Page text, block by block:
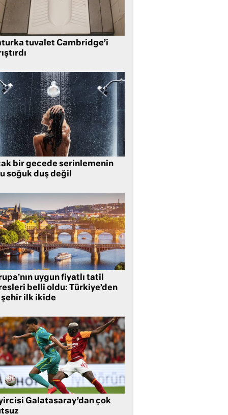
tuvalet Cambridge’i
bir gecede serinlemenin
soğuk duş değil
uygun fiyatlı tatil
belli oldu: Türkiye’den
ilk ikide
Galatasaray’dan çok